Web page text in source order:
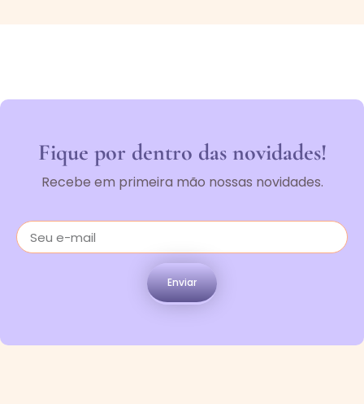
Fique por dentro das novidades!
Recebe em primeira mão nossas novidades.
Enviar